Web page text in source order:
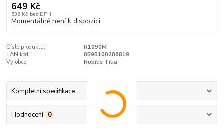
649 Kč
536 Kč bez DPH
Momentálně není k dispozici
Číslo produktu:
R1090M
EAN kód:
8595100286819
Výrobce:
Nobilis Tilia
Kompletní specifikace
Hodnocení 0